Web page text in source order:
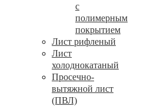
с
полимерным
покрытием
Лист рифленый
Лист
холоднокатаный
Просечно-
вытяжной лист
(ПВЛ)